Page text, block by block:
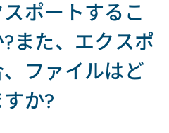
ポートするこ
また、エクスポ
ファイルはど
か?